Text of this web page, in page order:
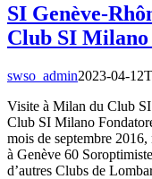
SI Genève-
Club SI
swso_admin2023-04-
Visite à Milan du Club
Club SI Milano
mois de septembre
à Genève 60
d’autres Clubs de